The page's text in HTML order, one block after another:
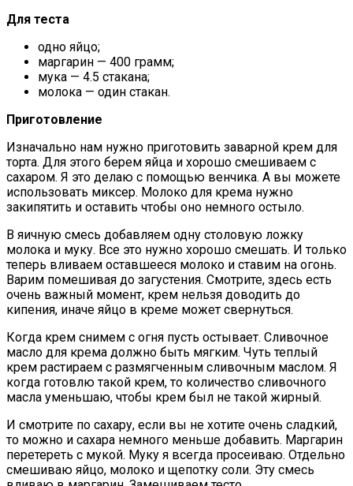
Для теста
одно яйцо;
маргарин — 400 грамм;
мука — 4.5 стакана;
молока — один стакан.
Приготовление
Изначально нам нужно приготовить заварной крем для
торта. Для этого берем яйца и хорошо смешиваем с
сахаром. Я это делаю с помощью венчика. А вы можете
использовать миксер. Молоко для крема нужно
закипятить и оставить чтобы оно немного остыло.
В яичную смесь добавляем одну столовую ложку
молока и муку. Все это нужно хорошо смешать. И только
теперь вливаем оставшееся молоко и ставим на огонь.
Варим помешивая до загустения. Смотрите, здесь есть
очень важный момент, крем нельзя доводить до
кипения, иначе яйцо в креме может свернуться.
Когда крем снимем с огня пусть остывает. Сливочное
масло для крема должно быть мягким. Чуть теплый
крем растираем с размягченным сливочным маслом. Я
когда готовлю такой крем, то количество сливочного
масла уменьшаю, чтобы крем был не такой жирный.
И смотрите по сахару, если вы не хотите очень сладкий,
то можно и сахара немного меньше добавить. Маргарин
перетереть с мукой. Муку я всегда просеиваю. Отдельно
смешиваю яйцо, молоко и щепотку соли. Эту смесь